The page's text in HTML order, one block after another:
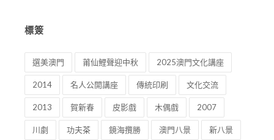
標簽
選美澳門 莆仙鯉聲迎中秋 2025澳門文化講座
2014 名人公開講座 傳統印刷 文化交流
2013 賀新春 皮影戲 木偶戲 2007
川劇 功夫茶 鏡海攬勝 澳門八景 新八景